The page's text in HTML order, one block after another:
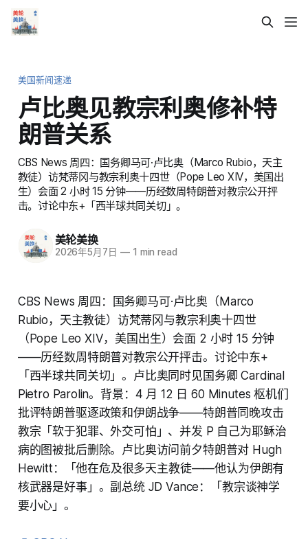
美国新闻速递
卢比奥见教宗利奥修补特
朗普关系
CBS News 周四：国务卿马可·卢比奥（Marco Rubio，天主
教徒）访梵蒂冈与教宗利奥十四世（Pope Leo XIV，美国出
生）会面 2 小时 15 分钟——历经数周特朗普对教宗公开抨
击。讨论中东+「西半球共同关切」。
美轮美换
2026年5月7日 —1 min read
CBS News 周四：国务卿马可·卢比奥（Marco
Rubio，天主教徒）访梵蒂冈与教宗利奥十四世
（Pope Leo XIV，美国出生）会面 2 小时 15 分钟
——历经数周特朗普对教宗公开抨击。讨论中东+
「西半球共同关切」。卢比奥同时见国务卿 Cardinal
Pietro Parolin。背景：4 月 12 日 60 Minutes 枢机们
批评特朗普驱逐政策和伊朗战争——特朗普同晚攻击
教宗「软于犯罪、外交可怕」、并发 P 自己为耶稣治
病的图被批后删除。卢比奥访问前夕特朗普对 Hugh
Hewitt：「他在危及很多天主教徒——他认为伊朗有
核武器是好事」。副总统 JD Vance：「教宗谈神学
要小心」。